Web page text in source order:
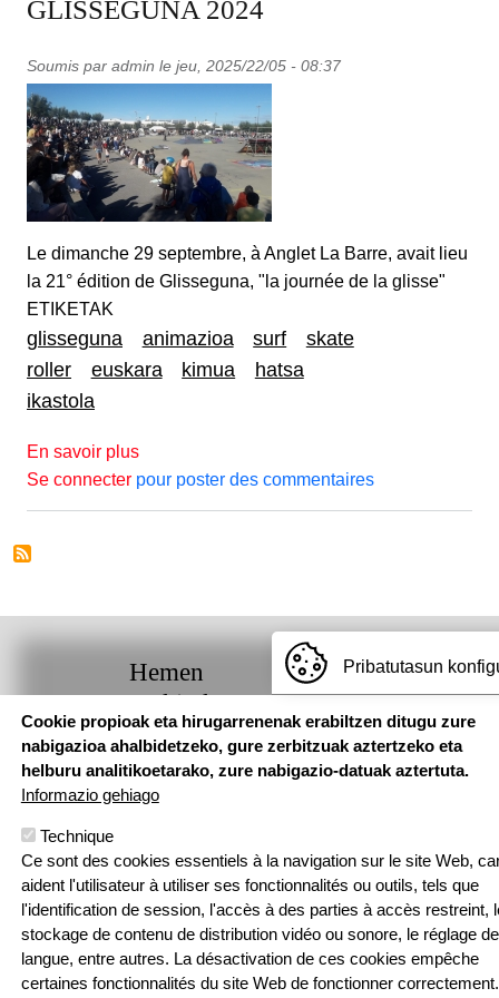
GLISSEGUNA 2024
Soumis par admin le jeu, 2025/22/05 - 08:37
Le dimanche 29 septembre, à Anglet La Barre, avait lieu
la 21° édition de Glisseguna, "la journée de la glisse"
ETIKETAK
glisseguna animazioa surf
skate
roller
euskara kimua
hatsa
ikastola
En savoir plussur GLISSEGUNA 2024
Se connecter pour poster des commentaires
Hemen
aurkituko
gaituzu
Pouponniere
Bidea, 64250
T: 05 59 52 49
24 | F: 05 59
Sarean
Webgune hau Ikastolen Elkarteak garatu
Pribatutasun
Cookie propioak eta hirugarrenenak erabiltzen ditugu zure
nabigazioa ahalbidetzeko, gure zerbitzuak aztertzeko eta
helburu analitikoetarako, zure nabigazio-datuak aztertuta.
Informazio gehiago
Technique
Ce sont des cookies essentiels à la navigation sur le site Web,
aident l'utilisateur à utiliser ses fonctionnalités ou outils, tels que
l'identification de session, l'accès à des parties à accès restreint,
stockage de contenu de distribution vidéo ou sonore, le réglage
langue, entre autres. La désactivation de ces cookies empêche
certaines fonctionnalités du site Web de fonctionner correctement.